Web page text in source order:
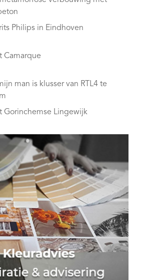
Philips in Eindhoven
Camarque
man is klusser van RTL4 te
Gorinchemse Lingewijk